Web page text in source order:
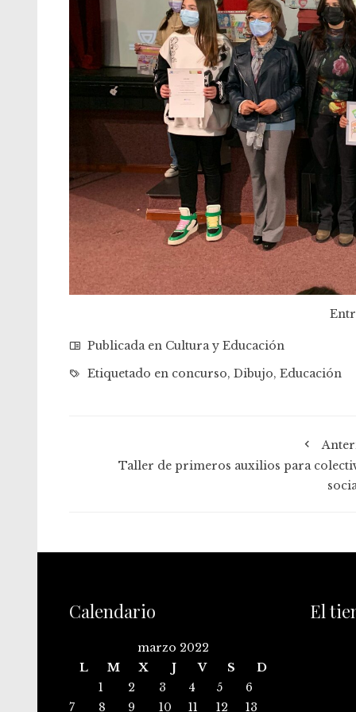
Publicada en Cultura y Educación
Etiquetado en concurso, Dibujo, Educación
Taller de primeros auxilios para
Calendario
marzo 2022
L
M X J V S
D
1
2 3 4 5
6
7
8 9 10 11 12 13
El